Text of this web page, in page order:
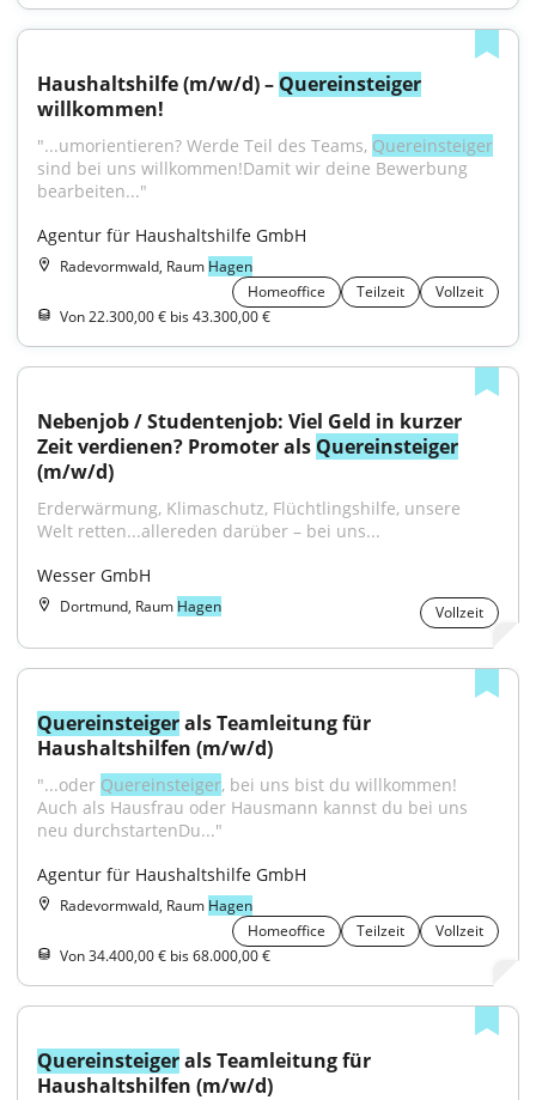
Haushaltshilfe (m/w/d) – Quereinsteiger
willkommen!
"...umorientieren? Werde Teil des Teams, Quereinsteiger
sind bei uns willkommen!Damit wir deine Bewerbung
bearbeiten..."
Agentur für Haushaltshilfe GmbH
Radevormwald, Raum Hagen
Homeoffice
Teilzeit
Vollzeit
Von 22.300,00 € bis 43.300,00 €
Nebenjob / Studentenjob: Viel Geld in kurzer
Zeit verdienen? Promoter als Quereinsteiger
(m/w/d)
Erderwärmung, Klimaschutz, Flüchtlingshilfe, unsere
Welt retten...allereden darüber – bei uns...
Wesser GmbH
Dortmund, Raum Hagen Vollzeit
Quereinsteiger als Teamleitung für
Haushaltshilfen (m/w/d)
"...oder Quereinsteiger, bei uns bist du willkommen!
Auch als Hausfrau oder Hausmann kannst du bei uns
neu durchstartenDu..."
Agentur für Haushaltshilfe GmbH
Radevormwald, Raum Hagen
Homeoffice
Teilzeit
Vollzeit
Von 34.400,00 € bis 68.000,00 €
Quereinsteiger als Teamleitung für
Haushaltshilfen (m/w/d)